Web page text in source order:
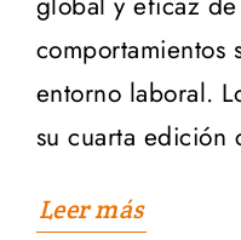
comportamientos
entorno laboral.
su cuarta edición
Leer más